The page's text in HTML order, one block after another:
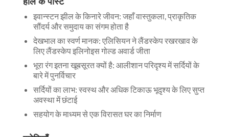
इवान्स्टन झील के किनारे जीवन: जहाँ वास्तुकला, प्राकृतिक
सौंदर्य और समुदाय का संगम होता है
देखभाल का स्वर्ण मानक: एलिसियन ने लैंडस्केप रखरखाव के
लिए लैंडस्केप इलिनोइस गोल्ड अवार्ड जीता
भूरा रंग इतना खूबसूरत क्यों है: आलीशान परिदृश्य में सर्दियों के
बारे में पुनर्विचार
सर्दियों का लाभ: स्वस्थ और अधिक टिकाऊ भूदृश्य के लिए सुप्त
अवस्था में छंटाई
सहयोग के माध्यम से एक विरासत घर का निर्माण